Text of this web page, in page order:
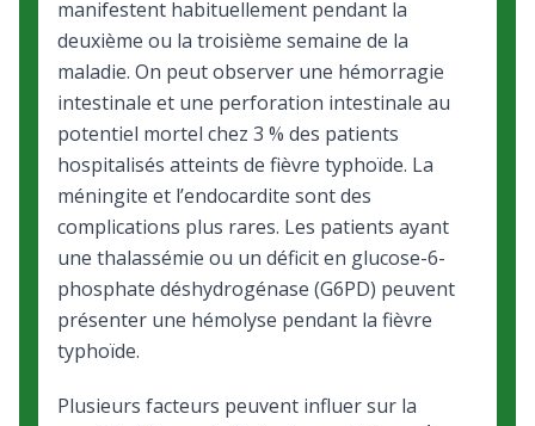
manifestent habituellement pendant la
deuxième ou la troisième semaine de la
maladie. On peut observer une hémorragie
intestinale et une perforation intestinale au
potentiel mortel chez 3 % des patients
hospitalisés atteints de fièvre typhoïde. La
méningite et l’endocardite sont des
complications plus rares. Les patients ayant
une thalassémie ou un déficit en glucose-6-
phosphate déshydrogénase (G6PD) peuvent
présenter une hémolyse pendant la fièvre
typhoïde.
Plusieurs facteurs peuvent influer sur la